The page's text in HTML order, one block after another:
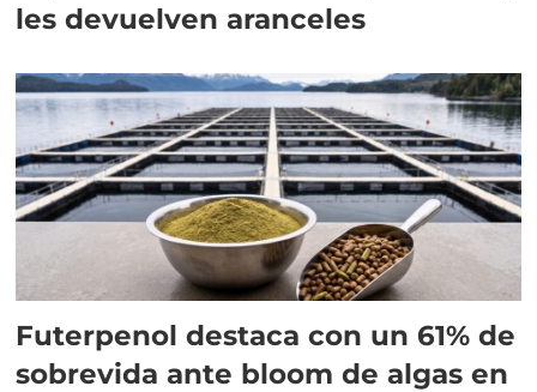
les devuelven aranceles
Futerpenol destaca con un 61% de
sobrevida ante bloom de algas en